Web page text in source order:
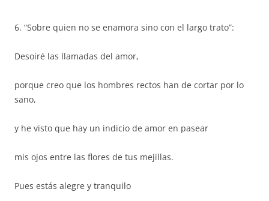
6. “Sobre quien no se enamora sino con el largo trato”:
Desoiré las llamadas del amor,
porque creo que los hombres rectos han de cortar por lo
sano,
y he visto que hay un indicio de amor en pasear
mis ojos entre las flores de tus mejillas.
Pues estás alegre y tranquilo